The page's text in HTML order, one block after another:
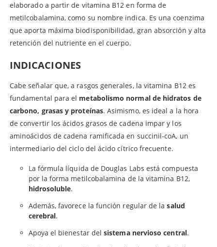
elaborado a partir de vitamina B12 en forma de
metilcobalamina, como su nombre indica. Es una coenzima
que aporta máxima biodisponibilidad, gran absorción y alta
retención del nutriente en el cuerpo.
INDICACIONES
Cabe señalar que, a rasgos generales, la vitamina B12 es
fundamental para el metabolismo normal de hidratos de
carbono, grasas y proteínas. Asimismo, es ideal a la hora
de convertir los ácidos grasos de cadena impar y los
aminoácidos de cadena ramificada en succinil-coA, un
intermediario del ciclo del ácido cítrico frecuente.
La fórmula líquida de Douglas Labs está compuesta
por la forma metilcobalamina de la vitamina B12,
hidrosoluble.
Además, favorece la función regular de lasalud
cerebral.
Apoya el bienestar delsistema nervioso central.